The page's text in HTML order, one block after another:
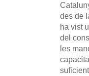
des de
ha vist
del
les